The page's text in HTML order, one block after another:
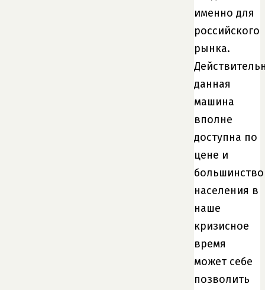
именно для
российского
рынка.
данная
машина
вполне
доступна по
цене и
большинство
населения в
наше
кризисное
время
может себе
позволить